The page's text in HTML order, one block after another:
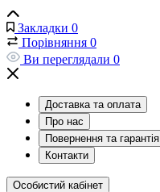
Закладки 0
Порівняння 0
Ви переглядали 0
Доставка та оплата
Про нас
Повернення та гарантія
Контакти
Особистий кабінет